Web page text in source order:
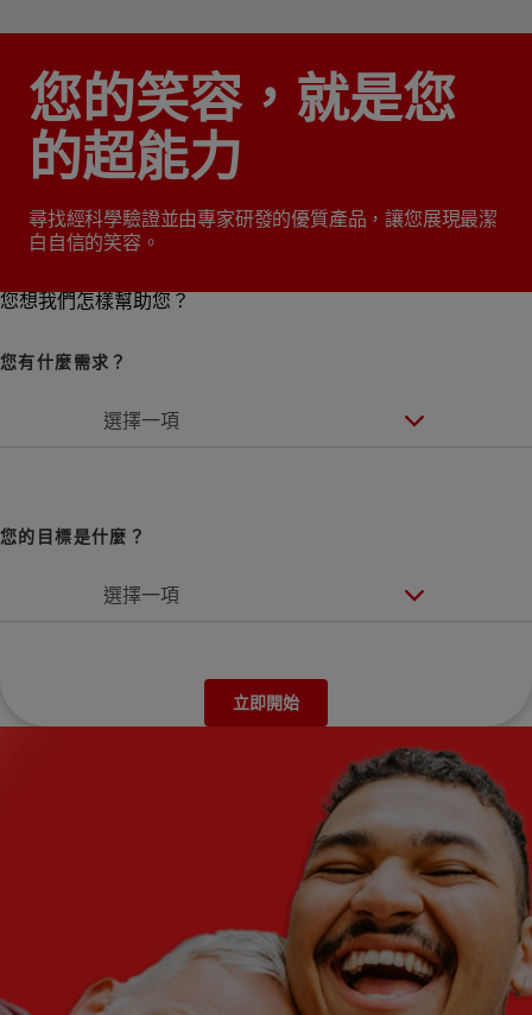
您的笑容，就是您
的超能力
尋找經科學驗證並由專家研發的優質產品，讓您展現最潔
白自信的笑容。
您想我們怎樣幫助您？
您有什麼需求？
選擇一項
您的目標是什麼？
選擇一項
立即開始